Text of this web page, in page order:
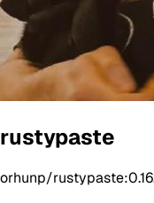
rustypaste
orhunp/